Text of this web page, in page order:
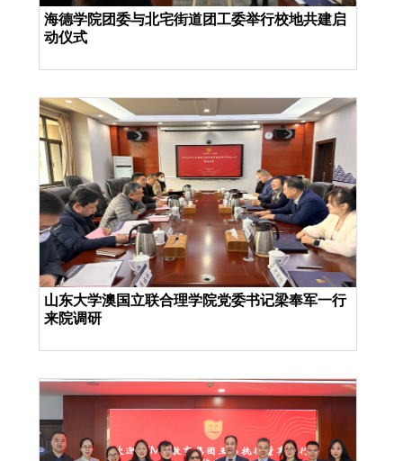
海德学院团委与北宅街道团工委举行校地共建启
动仪式
山东大学澳国立联合理学院党委书记梁奉军一行
来院调研